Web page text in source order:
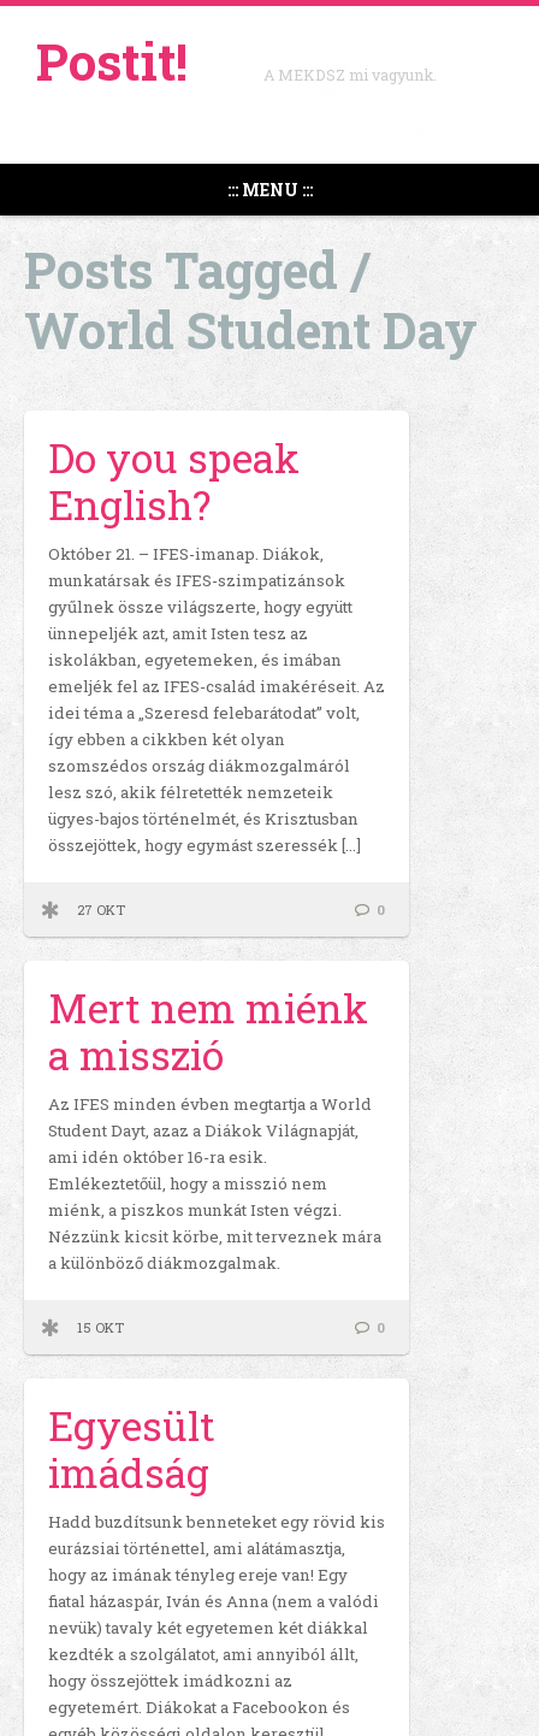
Postit! A MEKDSZ mi vagyunk.
::: MENU :::
Posts Tagged /
World Student Day
Do you speak
English?
Október 21. – IFES-imanap. Diákok,
munkatársak és IFES-szimpatizánsok
gyűlnek össze világszerte, hogy együtt
ünnepeljék azt, amit Isten tesz az
iskolákban, egyetemeken, és imában
emeljék fel az IFES-család imakéréseit. Az
idei téma a „Szeresd felebarátodat” volt,
így ebben a cikkben két olyan
szomszédos ország diákmozgalmáról
lesz szó, akik félretették nemzeteik
ügyes-bajos történelmét, és Krisztusban
összejöttek, hogy egymást szeressék […]
27 OKT 0
Mert nem miénk
a misszió
Az IFES minden évben megtartja a World
Student Dayt, azaz a Diákok Világnapját,
ami idén október 16-ra esik.
Emlékeztetőül, hogy a misszió nem
miénk, a piszkos munkát Isten végzi.
Nézzünk kicsit körbe, mit terveznek mára
a különböző diákmozgalmak.
15 OKT 0
Egyesült
imádság
Hadd buzdítsunk benneteket egy rövid kis
eurázsiai történettel, ami alátámasztja,
hogy az imának tényleg ereje van! Egy
fiatal házaspár, Iván és Anna (nem a valódi
nevük) tavaly két egyetemen két diákkal
kezdték a szolgálatot, ami annyiból állt,
hogy összejöttek imádkozni az
egyetemért. Diákokat a Facebookon és